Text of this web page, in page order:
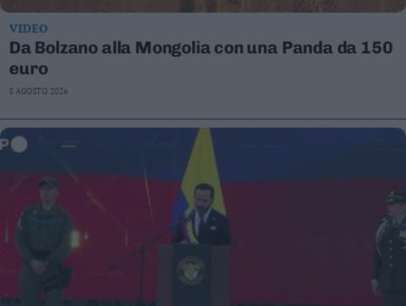
VIDEO
Da Bolzano alla Mongolia con una Panda da 150
euro
8 AGOSTO 2026